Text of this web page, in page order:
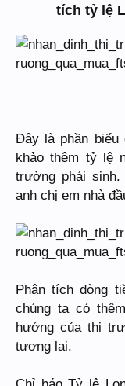
tích tỷ lệ
Đây là phần biểu
khảo thêm tỷ lệ
trường phái
anh chị em nhà
Phân tích dòng
chúng ta có
hướng của thị
tương lai.